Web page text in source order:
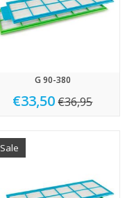
G 90-380
€33,50 €36,95
Sale